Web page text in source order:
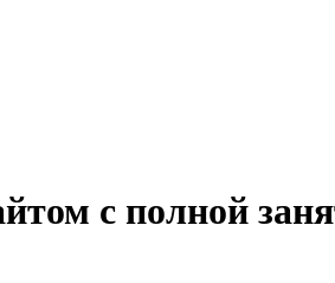
с полной